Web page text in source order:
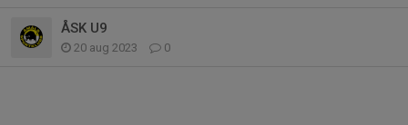
ÅSK U9
20 aug 2023 0